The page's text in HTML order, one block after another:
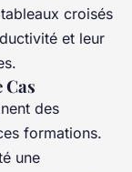
croisés
et leur
Cas
des
formations.
une